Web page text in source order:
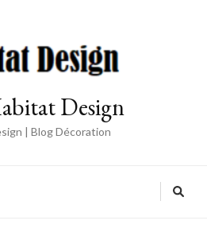
Design
| Blog Décoration